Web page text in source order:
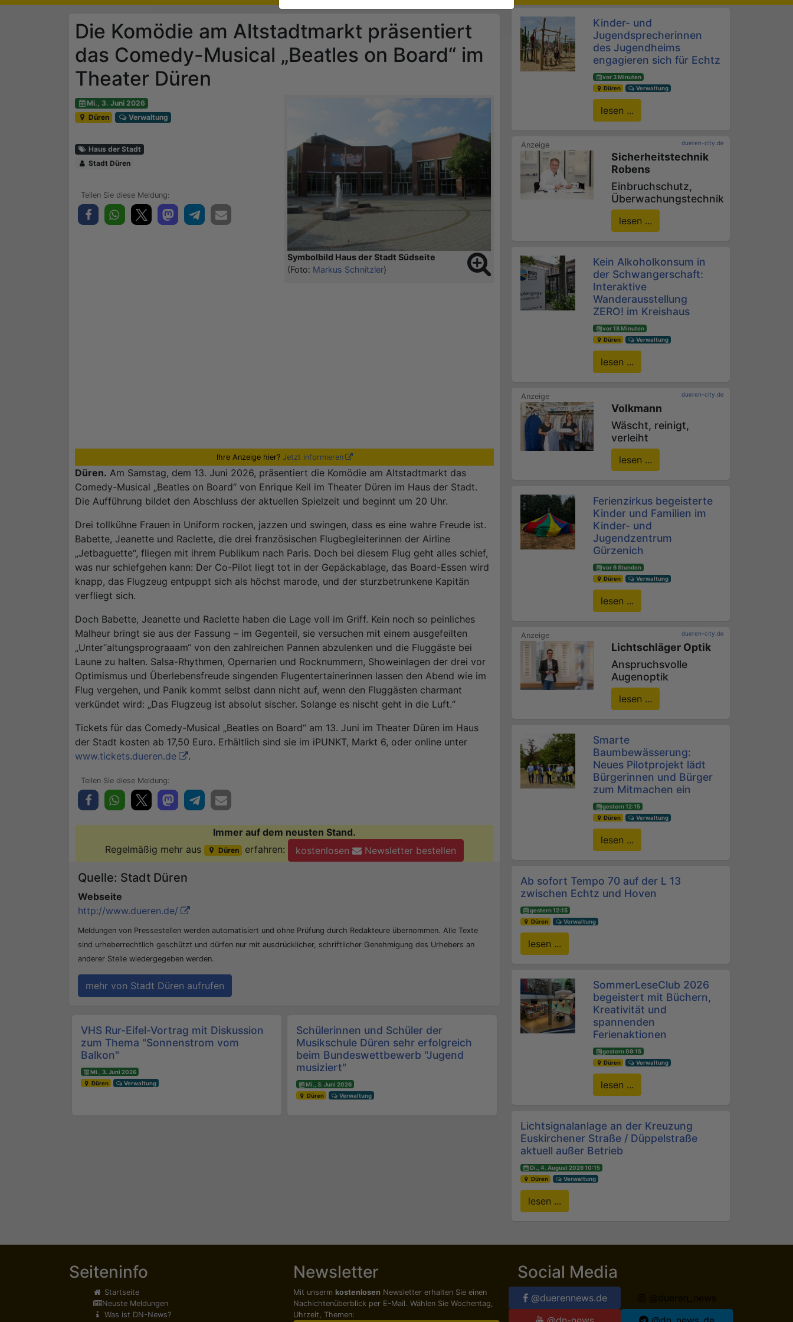
Die Komödie am Altstadtmarkt präsentiert
das Comedy-Musical „Beatles on Board“ im
Theater Düren
Symbolbild Haus der Stadt Südseite
(Foto: Markus Schnitzler)
Mi., 3. Juni 2026
Düren
Verwaltung
Haus der Stadt
Stadt Düren
Ihre Anzeige hier? Jetzt informieren
Düren. Am Samstag, dem 13. Juni 2026, präsentiert die Komödie am Altstadtmarkt das
Comedy-Musical „Beatles on Board“ von Enrique Keil im Theater Düren im Haus der Stadt.
Die Aufführung bildet den Abschluss der aktuellen Spielzeit und beginnt um 20 Uhr.
Drei tollkühne Frauen in Uniform rocken, jazzen und swingen, dass es eine wahre Freude ist.
Babette, Jeanette und Raclette, die drei französischen Flugbegleiterinnen der Airline
„Jetbaguette“, fliegen mit ihrem Publikum nach Paris. Doch bei diesem Flug geht alles schief,
was nur schiefgehen kann: Der Co-Pilot liegt tot in der Gepäckablage, das Board-Essen wird
knapp, das Flugzeug entpuppt sich als höchst marode, und der sturzbetrunkene Kapitän
verfliegt sich.
Doch Babette, Jeanette und Raclette haben die Lage voll im Griff. Kein noch so peinliches
Malheur bringt sie aus der Fassung – im Gegenteil, sie versuchen mit einem ausgefeilten
„Unter“altungsprograaam“ von den zahlreichen Pannen abzulenken und die Fluggäste bei
Laune zu halten. Salsa-Rhythmen, Opernarien und Rocknummern, Showeinlagen der drei vor
Optimismus und Überlebensfreude singenden Flugentertainerinnen lassen den Abend wie im
Flug vergehen, und Panik kommt selbst dann nicht auf, wenn den Fluggästen charmant
verkündet wird: „Das Flugzeug ist absolut sischer. Solange es nischt geht in die Luft.“
Tickets für das Comedy-Musical „Beatles on Board“ am 13. Juni im Theater Düren im Haus
der Stadt kosten ab 17,50 Euro. Erhältlich sind sie im iPUNKT, Markt 6, oder online unter
www.tickets.dueren.de
.
Immer auf dem neusten Stand.
Regelmäßig mehr aus
Düren erfahren: kostenlosen Newsletter bestellen
Quelle: Stadt Düren
Webseite
http://www.dueren.de/
Meldungen von Pressestellen werden automatisiert und ohne Prüfung durch Redakteure übernommen. Alle Texte
sind urheberrechtlich geschützt und dürfen nur mit ausdrücklicher, schriftlicher Genehmigung des Urhebers an
anderer Stelle wiedergegeben werden.
mehr von Stadt Düren aufrufen
Beitrags-Navigation
VHS Rur-Eifel-Vortrag mit Diskussion
zum Thema "Sonnenstrom vom
Balkon"
Mi., 3. Juni 2026
Düren
Verwaltung
Schülerinnen und Schüler der
Musikschule Düren sehr erfolgreich
beim Bundeswettbewerb "Jugend
musiziert"
Mi., 3. Juni 2026
Düren
Verwaltung
Kinder- und
Jugendsprecherinnen
des Jugendheims
engagieren sich für Echtz
vor 3 Minuten
Düren
Verwaltung
lesen ...
dueren-city.de
Sicherheitstechnik
Robens
Einbruchschutz,
Überwachungstechnik
lesen ...
Kein Alkoholkonsum in
der Schwangerschaft:
Interaktive
Wanderausstellung
ZERO! im Kreishaus
vor 18 Minuten
Düren
Verwaltung
lesen ...
dueren-city.de
Volkmann
Wäscht, reinigt,
verleiht
lesen ...
Ferienzirkus begeisterte
Kinder und Familien im
Kinder- und
Jugendzentrum
Gürzenich
vor 6 Stunden
Düren
Verwaltung
lesen ...
dueren-city.de
Lichtschläger Optik
Anspruchsvolle
Augenoptik
lesen ...
Smarte
Baumbewässerung:
Neues Pilotprojekt lädt
Bürgerinnen und Bürger
zum Mitmachen ein
gestern 12:15
Düren
Verwaltung
lesen ...
Ab sofort Tempo 70 auf der L 13
zwischen Echtz und Hoven
gestern 12:15
Düren
Verwaltung
lesen ...
SommerLeseClub 2026
begeistert mit Büchern,
Kreativität und
spannenden
Ferienaktionen
gestern 09:15
Düren
Verwaltung
lesen ...
Lichtsignalanlage an der Kreuzung
Euskirchener Straße / Düppelstraße
aktuell außer Betrieb
Di., 4. August 2026 10:15
Düren
Verwaltung
lesen ...
Seiteninfo
Startseite
Neuste Meldungen
Was ist DN-News?
Newsletter
Mit unserm kostenlosen Newsletter erhalten Sie einen
Nachichten­überblick per E-Mail. Wählen Sie Wochentag,
Uhrzeit, Themen:
Social Media
@duerennews.de